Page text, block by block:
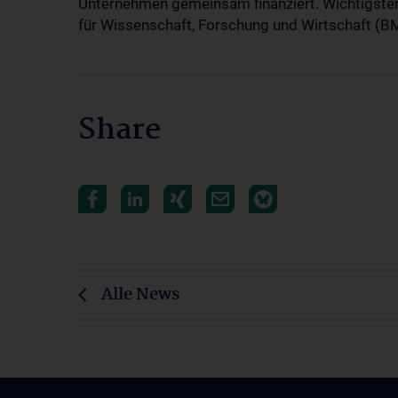
Unternehmen gemeinsam finanziert.
für Wissenschaft, Forschung und Wirtschaft
Share
Alle News